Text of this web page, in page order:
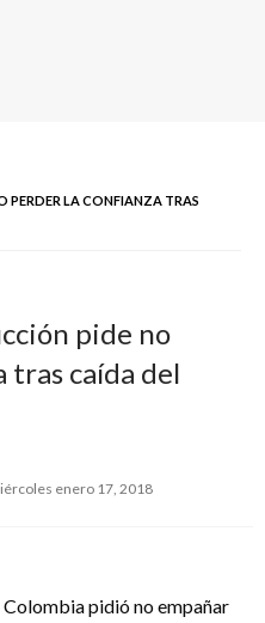
PERDER LA CONFIANZA TRAS
pide no
tras caída del
enero 17, 2018
pidió no empañar